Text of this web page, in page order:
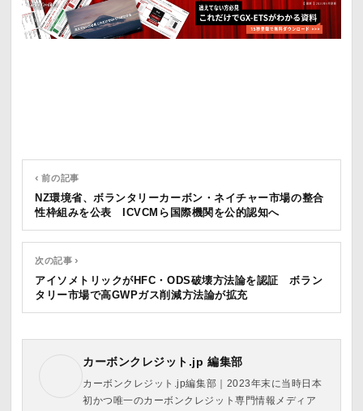
‹ 前の記事
NZ環境省、ボランタリーカーボン・ネイチャー市場の整合
性枠組みを公表 ICVCMら国際機関を公的認知へ
次の記事 ›
アイソメトリックがHFC・ODS破壊方法論を認証 ボラン
タリー市場で高GWPガス削減方法論が拡充
カーボンクレジット.jp 編集部
カーボンクレジット.jp編集部｜2023年末に当時日本
初かつ唯一のカーボンクレジット専門情報メディア